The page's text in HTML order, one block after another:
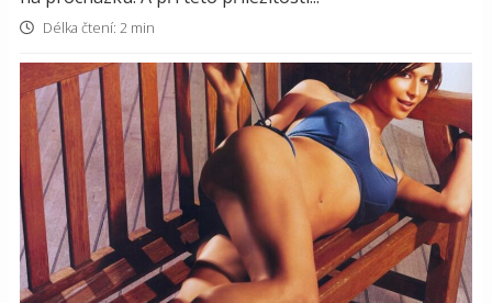
Délka čtení: 2 min